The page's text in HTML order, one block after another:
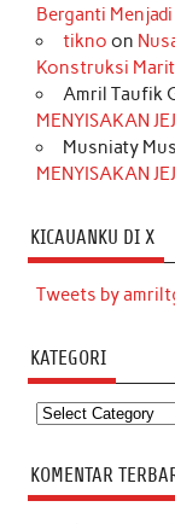
Berganti
tikno on
Konstruksi
Amril Taufik
MENYISAKAN
Musniaty
MENYISAKAN
KICAUANKU DI X
Tweets by
KATEGORI
Kategori
KOMENTAR